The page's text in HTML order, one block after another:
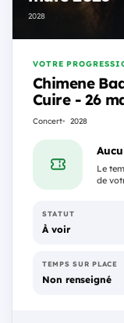
2028
VOTRE
Chimene
Cuire - 26
Concert 2028
Le
de
STATUT
À voir
TEMPS SUR PLACE
Non renseigné